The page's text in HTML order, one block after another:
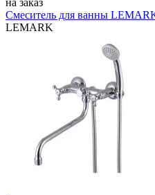
на заказ
Смеситель для ванны
LEMARK